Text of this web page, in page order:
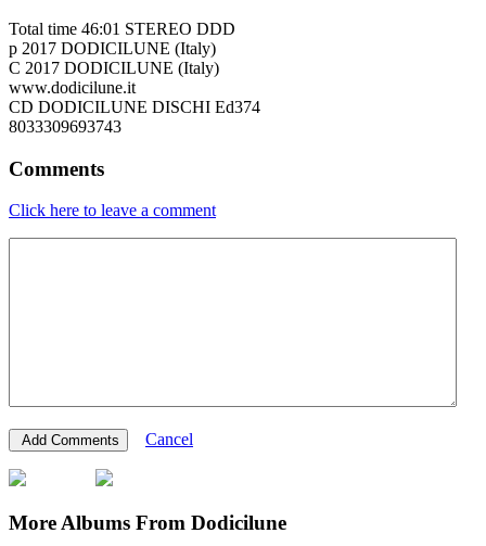
Total time 46:01 STEREO DDD
p 2017 DODICILUNE (Italy)
C 2017 DODICILUNE (Italy)
www.dodicilune.it
CD DODICILUNE DISCHI Ed374
8033309693743
Comments
Click here to leave a comment
Cancel
More Albums From Dodicilune